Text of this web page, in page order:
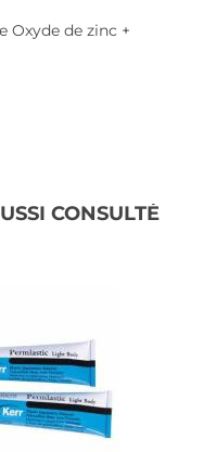
Oxyde de zinc +
CONSULTÉ